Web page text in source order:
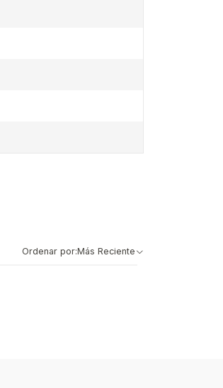
Ordenar por:Más Reciente